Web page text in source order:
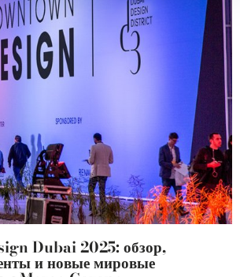
about your use of our site with
and analytics partners who
other information that you’ve
that they’ve collected from your use
Dubai 2025: обзор,
и новые мировые